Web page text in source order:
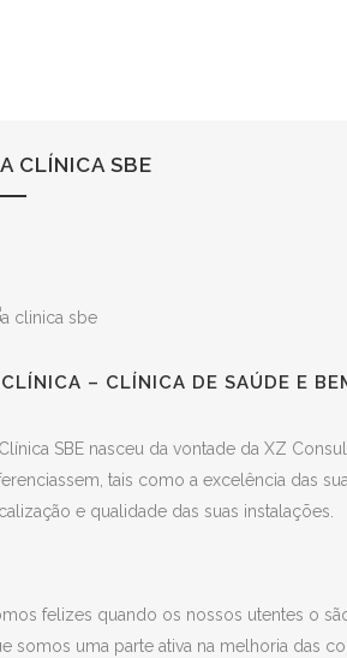
A CLÍNICA SBE
– CLÍNICA DE SAÚDE E
SBE nasceu da vontade da XZ
tais como a excelência das
e qualidade das suas instalações.
felizes quando os nossos utentes o
somos uma parte ativa na melhoria das